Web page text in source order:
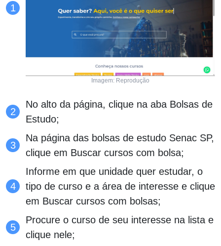
Imagem: Reprodução
No alto da página, clique na aba Bolsas de
Estudo;
Na página das bolsas de estudo Senac SP,
clique em Buscar cursos com bolsa;
Informe em que unidade quer estudar, o
tipo de curso e a área de interesse e clique
em Buscar cursos com bolsas;
Procure o curso de seu interesse na lista e
clique nele;